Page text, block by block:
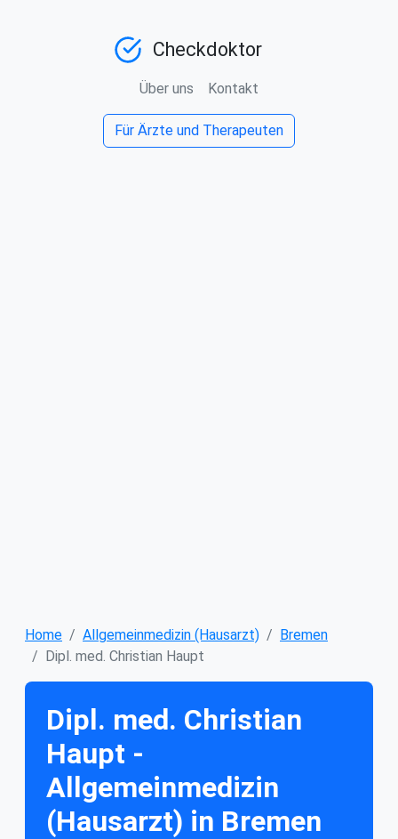
Checkdoktor
Über uns Kontakt
Für Ärzte und Therapeuten
Home Allgemeinmedizin (Hausarzt)
Bremen
Dipl. med. Christian Haupt
Dipl. med. Christian
Haupt -
Allgemeinmedizin
(Hausarzt) in Bremen